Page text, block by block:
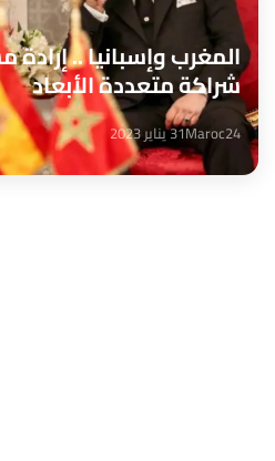
المغرب وإسبانيا ..
شراكة متعددة الأبعاد
Maroc2431 يناير 2023